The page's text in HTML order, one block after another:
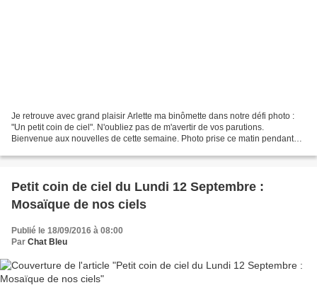
Je retrouve avec grand plaisir Arlette ma binômette dans notre défi photo :
"Un petit coin de ciel". N'oubliez pas de m'avertir de vos parutions.
Bienvenue aux nouvelles de cette semaine. Photo prise ce matin pendant
Petit coin de ciel du Lundi 12 Septembre :
Mosaïque de nos ciels
Publié le 18/09/2016 à 08:00
Par Chat Bleu